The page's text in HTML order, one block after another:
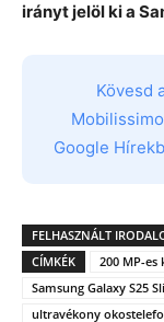
irányt jelöl ki a
Kövesd
Google
FELHASZNÁLT
CÍMKÉK
200 MP-es
Samsung Galaxy S25
ultravékony